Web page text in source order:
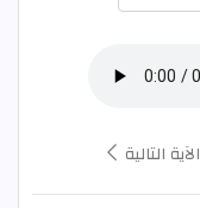
الآية التالية